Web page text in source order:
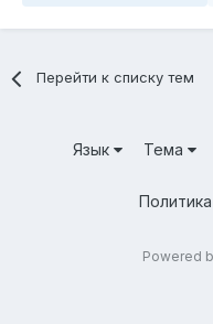
Перейти к списку тем
Язык Тема
Powered